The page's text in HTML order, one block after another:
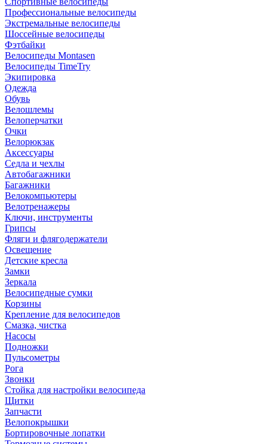
Профессиональные велосипеды
Экстремальные велосипеды
Шоссейные велосипеды
Фэтбайки
Велосипеды Montasen
Велосипеды TimeTry
Экипировка
Одежда
Обувь
Велошлемы
Велоперчатки
Очки
Велорюкзак
Аксессуары
Седла и чехлы
Автобагажники
Багажники
Велокомпьютеры
Велотренажеры
Ключи, инструменты
Грипсы
Фляги и флягодержатели
Освещение
Детские кресла
Замки
Зеркала
Велосипедные сумки
Корзины
Крепление для велосипедов
Смазка, чистка
Насосы
Подножки
Пульсометры
Рога
Звонки
Стойка для настройки велосипеда
Щитки
Запчасти
Велопокрышки
Бортировочные лопатки